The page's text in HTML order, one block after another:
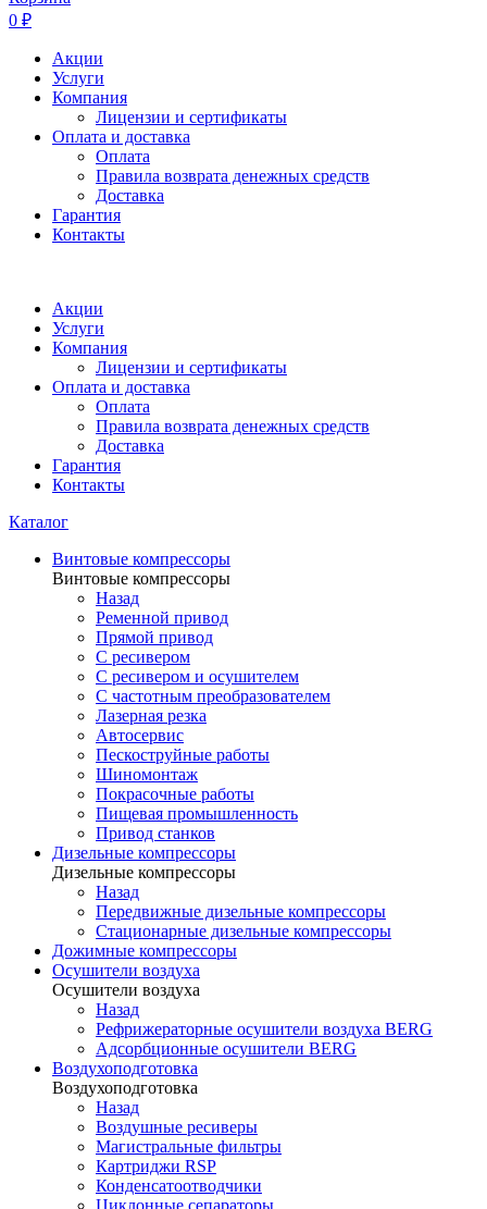
0 ₽
Акции
Услуги
Компания
Лицензии и сертификаты
Оплата и доставка
Оплата
Правила возврата денежных средств
Доставка
Гарантия
Контакты
Акции
Услуги
Компания
Лицензии и сертификаты
Оплата и доставка
Оплата
Правила возврата денежных средств
Доставка
Гарантия
Контакты
Каталог
Винтовые компрессоры
Винтовые компрессоры
Назад
Ременной привод
Прямой привод
С ресивером
С ресивером и осушителем
С частотным преобразователем
Лазерная резка
Автосервис
Пескоструйные работы
Шиномонтаж
Покрасочные работы
Пищевая промышленность
Привод станков
Дизельные компрессоры
Дизельные компрессоры
Назад
Передвижные дизельные компрессоры
Стационарные дизельные компрессоры
Дожимные компрессоры
Осушители воздуха
Осушители воздуха
Назад
Рефрижераторные осушители воздуха BERG
Адсорбционные осушители BERG
Воздухоподготовка
Воздухоподготовка
Назад
Воздушные ресиверы
Магистральные фильтры
Картриджи RSP
Конденсатоотводчики
Циклонные сепараторы